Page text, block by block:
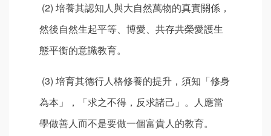
(2) 培養其認知人與大自然萬物的真實關係，
然後自然生起平等、博愛、共存共榮愛護生
態平衡的意識教育。
(3) 培育其德行人格修養的提升，須知「修身
為本」，「求之不得，反求諸己」。人應當
學做善人而不是要做一個富貴人的教育。